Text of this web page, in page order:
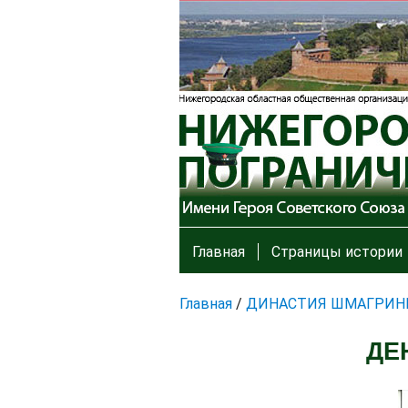
Главная Страницы истории
Главная / ДИНАСТИЯ